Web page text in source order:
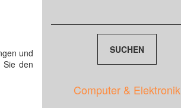
und
den
Computer & Elektronik